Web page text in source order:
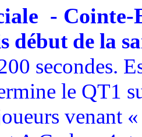
- Cointe-
début de la
secondes.
le QT1
venant